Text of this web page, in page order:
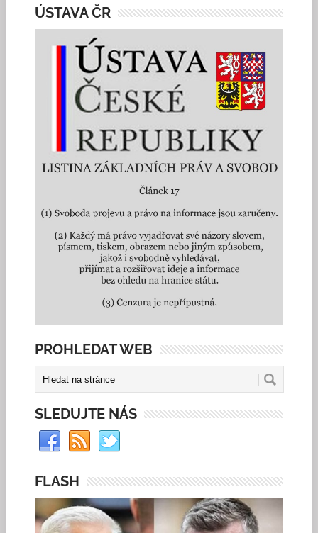
ÚSTAVA ČR
PROHLEDAT WEB
SLEDUJTE NÁS
FLASH